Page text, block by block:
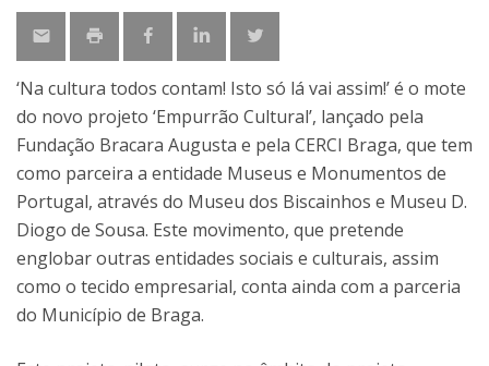
‘Na cultura todos contam! Isto só lá vai assim!’ é o mote
do novo projeto ‘Empurrão Cultural’, lançado pela
Fundação Bracara Augusta e pela CERCI Braga, que tem
como parceira a entidade Museus e Monumentos de
Portugal, através do Museu dos Biscainhos e Museu D.
Diogo de Sousa. Este movimento, que pretende
englobar outras entidades sociais e culturais, assim
como o tecido empresarial, conta ainda com a parceria
do Município de Braga.